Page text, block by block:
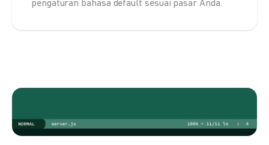
pengaturan bahasa default sesuai pasar Anda.